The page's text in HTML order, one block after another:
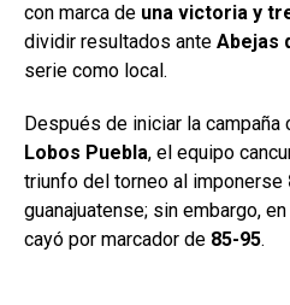
con marca de una victoria y
dividir resultados ante Abejas
serie como local.
Después de iniciar la
Lobos Puebla, el equipo
triunfo del torneo al imponerse
guanajuatense; sin embargo,
cayó por marcador de 85-95.